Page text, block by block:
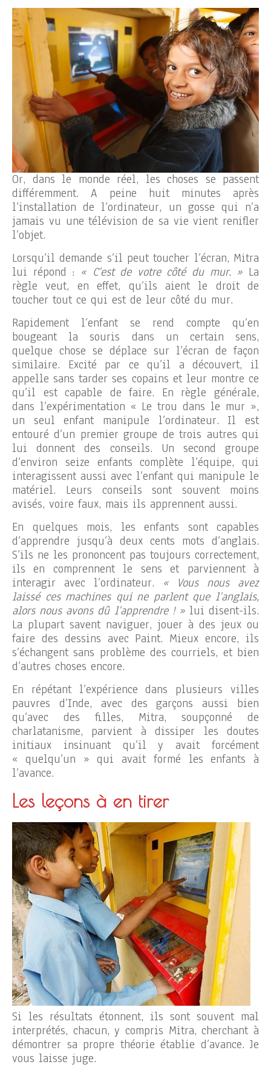
Or, dans le monde réel, les choses se passent
différemment. A peine huit minutes après
l’installation de l’ordinateur, un gosse qui n’a
jamais vu une télévision de sa vie vient renifler
l’objet.
Lorsqu’il demande s’il peut toucher l’écran, Mitra
lui répond : « C’est de votre côté du mur. » La
règle veut, en effet, qu’ils aient le droit de
toucher tout ce qui est de leur côté du mur.
Rapidement l’enfant se rend compte qu’en
bougeant la souris dans un certain sens,
quelque chose se déplace sur l’écran de façon
similaire. Excité par ce qu’il a découvert, il
appelle sans tarder ses copains et leur montre ce
qu’il est capable de faire. En règle générale,
dans l’expérimentation « Le trou dans le mur »,
un seul enfant manipule l’ordinateur. Il est
entouré d’un premier groupe de trois autres qui
lui donnent des conseils. Un second groupe
d’environ seize enfants complète l’équipe, qui
interagissent aussi avec l’enfant qui manipule le
matériel. Leurs conseils sont souvent moins
avisés, voire faux, mais ils apprennent aussi.
En quelques mois, les enfants sont capables
d’apprendre jusqu’à deux cents mots d’anglais.
S’ils ne les prononcent pas toujours correctement,
ils en comprennent le sens et parviennent à
interagir avec l’ordinateur. « Vous nous avez
laissé ces machines qui ne parlent que l’anglais,
alors nous avons dû l’apprendre ! »lui disent-ils.
La plupart savent naviguer, jouer à des jeux ou
faire des dessins avec Paint. Mieux encore, ils
s’échangent sans problème des courriels, et bien
d’autres choses encore.
En répétant l’expérience dans plusieurs villes
pauvres d’Inde, avec des garçons aussi bien
qu’avec des filles, Mitra, soupçonné de
charlatanisme, parvient à dissiper les doutes
initiaux insinuant qu’il y avait forcément
« quelqu’un » qui avait formé les enfants à
l’avance.
Les leçons à en tirer
Si les résultats étonnent, ils sont souvent mal
interprétés, chacun, y compris Mitra, cherchant à
démontrer sa propre théorie établie d’avance. Je
vous laisse juge.